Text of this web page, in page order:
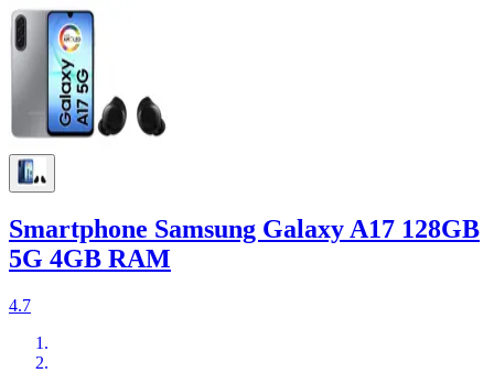
Smartphone Samsung Galaxy A17 128GB
5G 4GB RAM
4.7